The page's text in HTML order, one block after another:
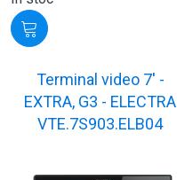
Terminal video 7' -
EXTRA, G3 - ELECTRA
VTE.7S903.ELB04